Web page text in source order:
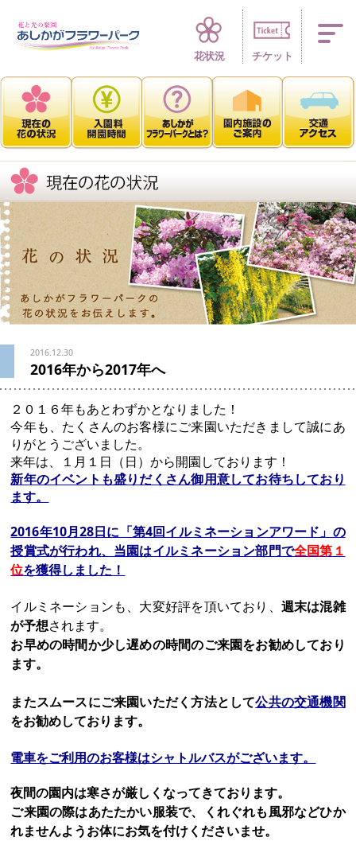
四季折々 花の
花状況 チケット
2016.12.30
2016年から2017年へ
２０１６年もあとわずかとなりました！
今年も、たくさんのお客様にご来園いただきまして誠にあ
りがとうございました。
来年は、１月１日（日）から開園しております！
新年のイベントも盛りだくさん御用意してお待ちしており
ます。
2016年10月28日に「第4回イルミネーションアワード」の
授賞式が行われ、当園はイルミネーション部門で全国第１
位を獲得しました！
イルミネーションも、大変好評を頂いており、 週末は混雑
が予想されます。
お早めの時間か少し遅めの時間のご来園をお勧めしており
ます。
またスムースにご来園いただく方法として公共の交通機関
をお勧めしております。
電車をご利用のお客様はシャトルバスがございます。
夜間の園内は寒さが厳しくなってきております。
ご来園の際はあたたかい服装で、くれぐれも風邪などひか
れませんようお体にお気を付けくださいませ。